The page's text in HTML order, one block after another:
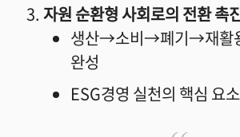
자원 순환형 사회로의 전환 촉
생산→소비→폐기→재활
완성
ESG경영 실천의 핵심 요